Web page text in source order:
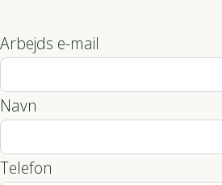
Arbejds e-mail
Navn
Telefon